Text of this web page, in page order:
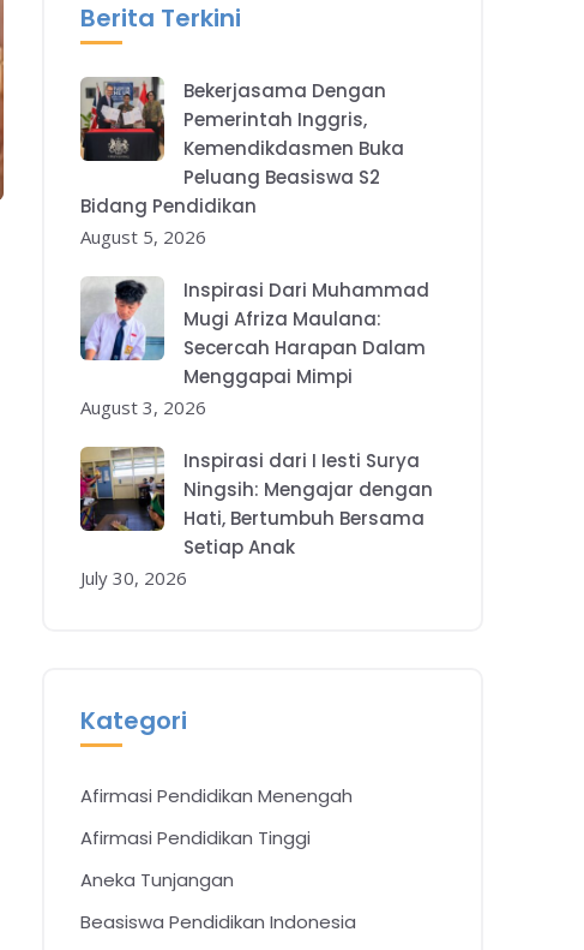
Berita Terkini
Bekerjasama Dengan
Pemerintah Inggris,
Kemendikdasmen Buka
Peluang Beasiswa S2
Bidang Pendidikan
August 5, 2026
Inspirasi Dari Muhammad
Mugi Afriza Maulana:
Secercah Harapan Dalam
Menggapai Mimpi
August 3, 2026
Inspirasi dari I Iesti Surya
Ningsih: Mengajar dengan
Hati, Bertumbuh Bersama
Setiap Anak
July 30, 2026
Kategori
Afirmasi Pendidikan Menengah
Afirmasi Pendidikan Tinggi
Aneka Tunjangan
Beasiswa Pendidikan Indonesia